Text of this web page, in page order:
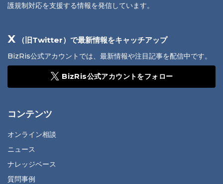
護規制対応を支援する情報を発信しています。
X （旧Twitter）で最新情報をキャッチアップ
BizRis公式アカウントでは、最新情報や注目記事を配信中です。
BizRis公式アカウントをフォロー
コンテンツ
オンライン相談
ニュース
ナレッジベース
質問事例